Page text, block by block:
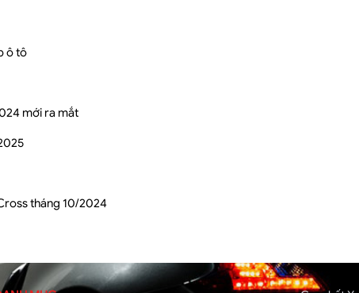
ô tô
mới ra mắt
tháng 10/2024